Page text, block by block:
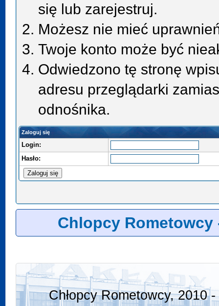
się lub zarejestruj.
Możesz nie mieć
Twoje konto może być
Odwiedzono tę stronę
adresu przeglądarki
odnośnika.
Zaloguj się
Login:
Hasło:
Chlopcy Rometowcy
Chłopcy Rometowcy, 2010